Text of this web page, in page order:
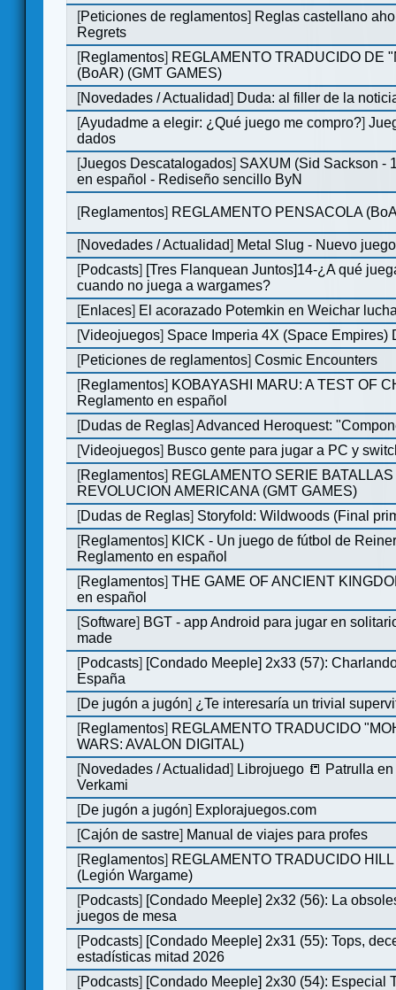
[Peticiones de reglamentos] Reglas castellano
Regrets
[Reglamentos] REGLAMENTO TRADUCIDO DE
(BoAR) (GMT GAMES)
[Novedades / Actualidad] Duda: al filler de la
[Ayudadme a elegir: ¿Qué juego me compro?]
dados
[Juegos Descatalogados] SAXUM (Sid Sackson -
en español - Rediseño sencillo ByN
[Reglamentos] REGLAMENTO PENSACOLA
[Novedades / Actualidad] Metal Slug - Nuevo
[Podcasts] [Tres Flanquean Juntos]14-¿A qué
cuando no juega a wargames?
[Enlaces] El acorazado Potemkin en Weichar
[Videojuegos] Space Imperia 4X (Space Empires)
[Peticiones de reglamentos]Cosmic Encounters
[Reglamentos] KOBAYASHI MARU: A TEST OF
Reglamento en español
[Dudas de Reglas]Advanced Heroquest:
[Videojuegos] Busco gente para jugar a PC y
[Reglamentos] REGLAMENTO SERIE
REVOLUCION AMERICANA (GMT GAMES)
[Dudas de Reglas] Storyfold: Wildwoods (Final
[Reglamentos] KICK - Un juego de fútbol de
Reglamento en español
[Reglamentos]THE GAME OF ANCIENT
en español
[Software] BGT - app Android para jugar en
made
[Podcasts] [Condado Meeple] 2x33 (57):
España
[De jugón a jugón] ¿Te interesaría un trivial
[Reglamentos] REGLAMENTO TRADUCIDO
WARS: AVALON DIGITAL)
[Novedades / Actualidad] Librojuego 📒 Patrulla
Verkami
[De jugón a jugón] Explorajuegos.com
[Cajón de sastre] Manual de viajes para profes
[Reglamentos] REGLAMENTO TRADUCIDO
(Legión Wargame)
[Podcasts] [Condado Meeple] 2x32 (56): La
juegos de mesa
[Podcasts] [Condado Meeple] 2x31 (55): Tops,
estadísticas mitad 2026
[Podcasts] [Condado Meeple] 2x30 (54): Especial